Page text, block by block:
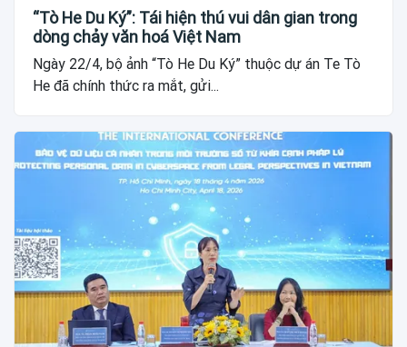
“Tò He Du Ký”: Tái hiện thú vui dân gian trong
dòng chảy văn hoá Việt Nam
Ngày 22/4, bộ ảnh “Tò He Du Ký” thuộc dự án Te Tò
He đã chính thức ra mắt, gửi...